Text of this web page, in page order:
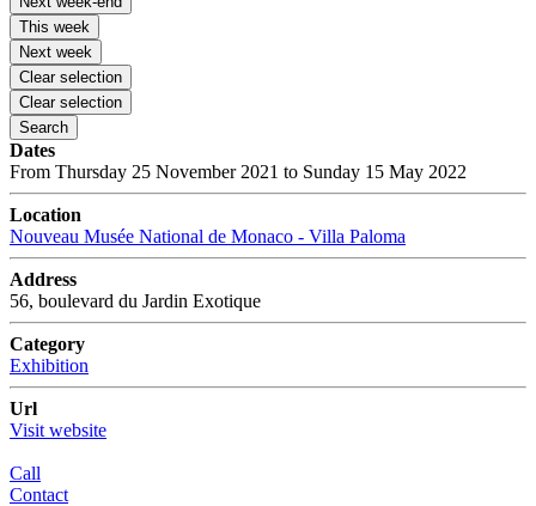
This week
Next week
Clear selection
Clear selection
Search
Dates
From Thursday 25 November 2021 to Sunday 15 May 2022
Location
Nouveau Musée National de Monaco - Villa Paloma
Address
56, boulevard du Jardin Exotique
Category
Exhibition
Url
Visit website
Call
Contact